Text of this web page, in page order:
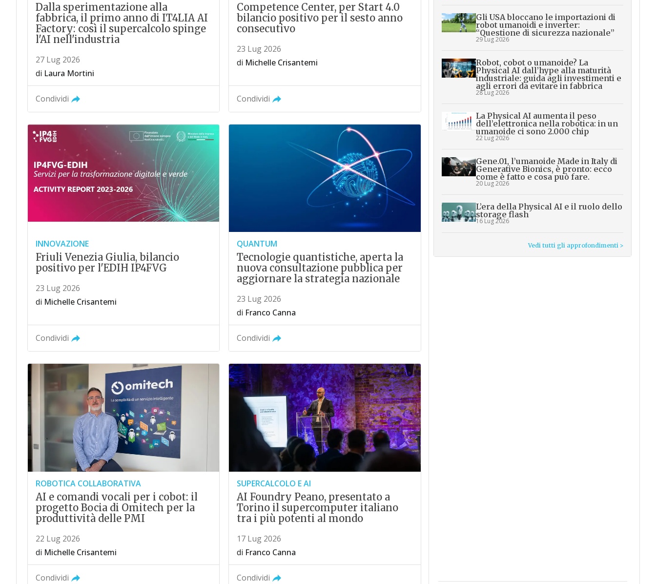
Dalla sperimentazione alla
fabbrica, il primo anno di IT4LIA AI
Factory: così il supercalcolo spinge
l'AI nell'industria
27 Lug 2026
di Laura Mortini
Condividi
Competence Center, per Start 4.0
bilancio positivo per il sesto anno
consecutivo
23 Lug 2026
di Michelle Crisantemi
Condividi
INNOVAZIONE
Friuli Venezia Giulia, bilancio
positivo per l'EDIH IP4FVG
23 Lug 2026
di Michelle Crisantemi
Condividi
QUANTUM
Tecnologie quantistiche, aperta la
nuova consultazione pubblica per
aggiornare la strategia nazionale
23 Lug 2026
di Franco Canna
Condividi
ROBOTICA COLLABORATIVA
AI e comandi vocali per i cobot: il
progetto Bocia di Omitech per la
produttività delle PMI
22 Lug 2026
di Michelle Crisantemi
Condividi
SUPERCALCOLO E AI
AI Foundry Peano, presentato a
Torino il supercomputer italiano
tra i più potenti al mondo
17 Lug 2026
di Franco Canna
Condividi
Gli USA bloccano le importazioni di
robot umanoidi e inverter:
“Questione di sicurezza nazionale”
29 Lug 2026
Robot, cobot o umanoide? La
Physical AI dall’hype alla maturità
industriale: guida agli investimenti e
agli errori da evitare in fabbrica
28 Lug 2026
La Physical AI aumenta il peso
dell’elettronica nella robotica: in un
umanoide ci sono 2.000 chip
22 Lug 2026
Gene.01, l’umanoide Made in Italy di
Generative Bionics, è pronto: ecco
come è fatto e cosa può fare.
20 Lug 2026
L’era della Physical AI e il ruolo dello
storage flash
16 Lug 2026
Vedi tutti gli approfondimenti >